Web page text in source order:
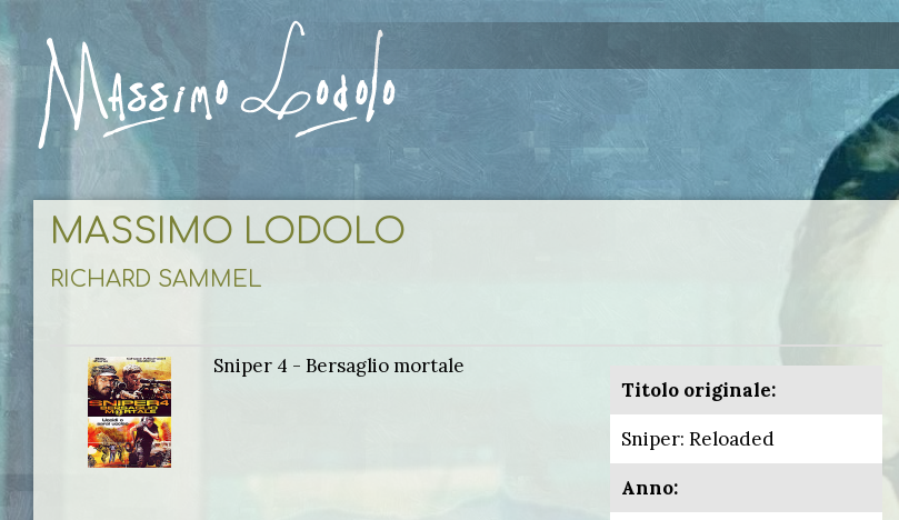
MASSIMO LODOLO
RICHARD SAMMEL
Sniper 4 - Bersaglio mortale
Titolo originale:
Sniper: Reloaded
Anno: